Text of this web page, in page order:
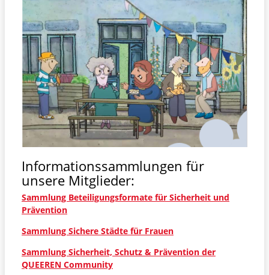
DEFUS Leitgedanken zur Prävention von
Polarisierung und demokratiefeindlichen Tendenzen
in den Kommunen
Englische Version: Toward Living Together
Peacefully in our Cities – Guiding Principles to
Prevent Polarization and Anti-Democratic
Tendencies in our Communities
iCommit - Improved Commitment of Multi-
stakeholder Collaboration Through Model and
Interactive Training Development
Informationssammlungen für
unsere Mitglieder:
Sammlung Beteiligungsformate für Sicherheit und
Prävention
Sammlung Sichere Städte für Frauen
Sammlung Sicherheit, Schutz & Prävention der
QUEEREN Community